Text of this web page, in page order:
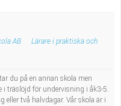
AB
Lärare i praktiska och
du på en annan skola men
i träslöjd för undervisning i åk3-5.
eller två halvdagar. Vår skola är i